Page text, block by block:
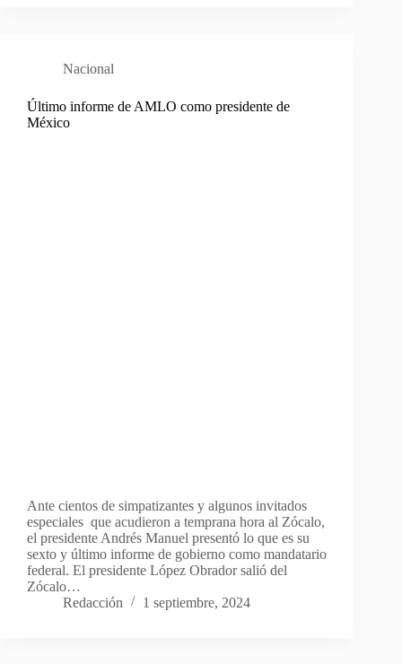
Nacional
Último informe de AMLO como presidente de
México
Ante cientos de simpatizantes y algunos invitados
especiales que acudieron a temprana hora al Zócalo,
el presidente Andrés Manuel presentó lo que es su
sexto y último informe de gobierno como mandatario
federal. El presidente López Obrador salió del
Zócalo…
Redacción
1 septiembre, 2024